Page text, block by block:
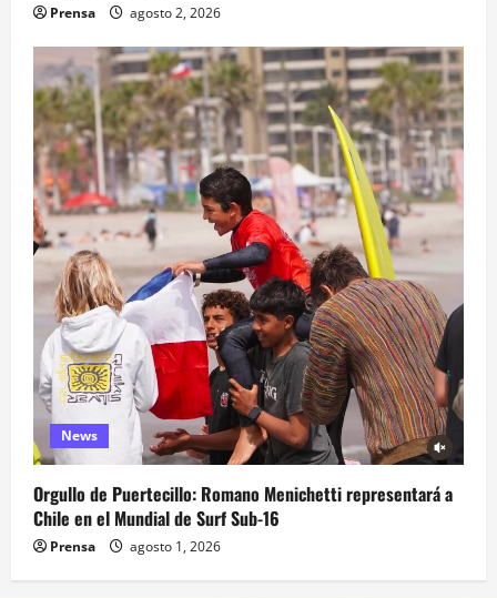
Prensa agosto 2, 2026
News
Orgullo de Puertecillo: Romano Menichetti representará a
Chile en el Mundial de Surf Sub-16
Prensa agosto 1, 2026